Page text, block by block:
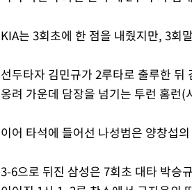
KIA는 3회초에 한 점을 내줬지만, 3회
선두타자 김민규가 2루타로 출루한
옹려 가운데 담장을 넘기는 투런 홈런(
이어 타석에 들어선 나성범은 양창섭
3-6으로 뒤진 삼성은 7회초 대타 박승